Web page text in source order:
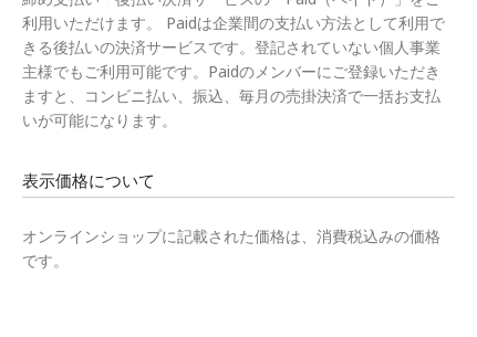
利用いただけます。 Paidは企業間の支払い方法として利用で
きる後払いの決済サービスです。登記されていない個人事業
主様でもご利用可能です。Paidのメンバーにご登録いただき
ますと、コンビニ払い、振込、毎月の売掛決済で一括お支払
いが可能になります。
表示価格について
オンラインショップに記載された価格は、消費税込みの価格
です。